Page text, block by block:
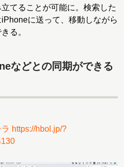
てることが可能に。検索した
に送って、移動しながら
る。
などとの同期ができる
https://hbol.jp/?